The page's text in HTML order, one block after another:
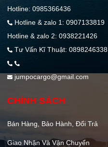
Hotline: 0985366436
Hotline & zalo 1: 0907133819
Hotline & zalo 2: 0938221426
Tư Vấn Kĩ Thuật: 0898246338
jumpocargo@gmail.com
CHÍNH SÁCH
Bán Hàng, Bảo Hành, Đổi Trả
Giao Nhận Và Vận Chuyển